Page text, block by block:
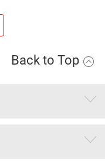
Back to Top